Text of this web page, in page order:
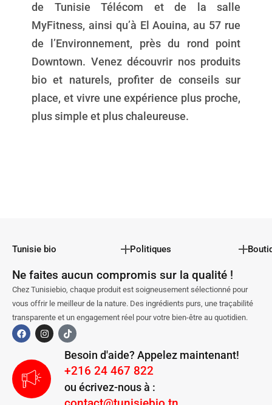
de Tunisie Télécom et de la salle
MyFitness, ainsi qu’à El Aouina, au 57 rue
de l’Environnement, près du rond point
Downtown. Venez découvrir nos produits
bio et naturels, profiter de conseils sur
place, et vivre une expérience plus proche,
plus simple et plus chaleureuse.
Tunisie bio Politiques
Ne faites aucun compromis sur la qualité !
Chez Tunisiebio, chaque produit est soigneusement sélectionné pour
vous offrir le meilleur de la nature. Des ingrédients purs, une traçabilité
transparente et un engagement réel pour votre bien-être au quotidien.
Besoin d'aide? Appelez maintenant!
+216 24 467 822
ou écrivez-nous à :